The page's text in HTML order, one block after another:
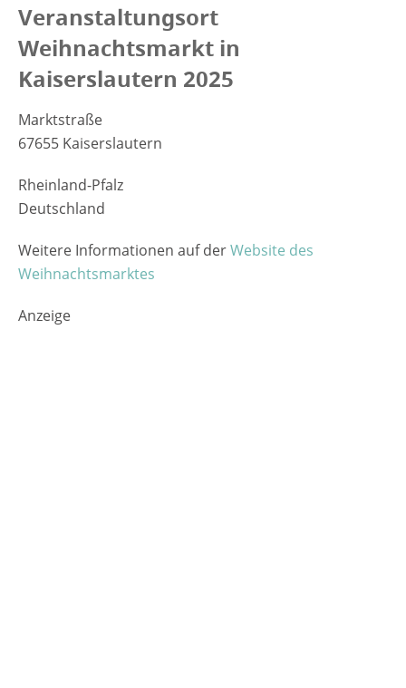
Veranstaltungsort
Weihnachtsmarkt in
Kaiserslautern 2025
Marktstraße
67655 Kaiserslautern
Rheinland-Pfalz
Deutschland
Weitere Informationen auf derWebsite des
Weihnachtsmarktes
Anzeige